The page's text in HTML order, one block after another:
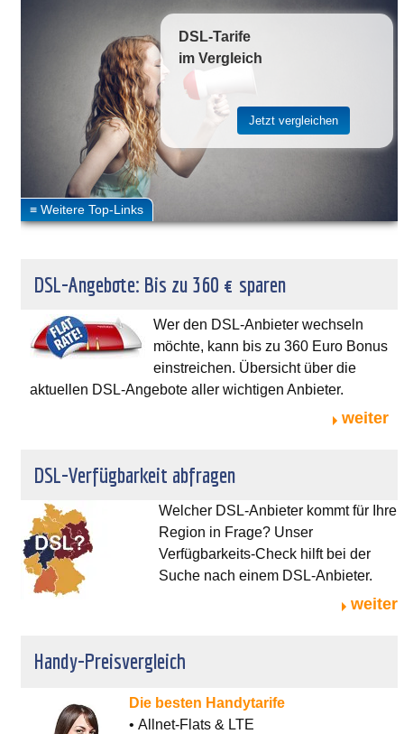
DSL-Tarife
im Vergleich
DSL-Angebote: Bis zu 360 € sparen
Wer den DSL-Anbieter wechseln
möchte, kann bis zu 360 Euro Bonus
einstreichen. Übersicht über die
aktuellen DSL-Angebote aller wichtigen Anbieter.
weiter
DSL-Verfügbarkeit abfragen
Welcher DSL-Anbieter kommt für Ihre
Region in Frage? Unser
Verfügbarkeits-Check hilft bei der
Suche nach einem DSL-Anbieter.
weiter
Handy-Preisvergleich
Die besten Handytarife
• Allnet-Flats & LTE